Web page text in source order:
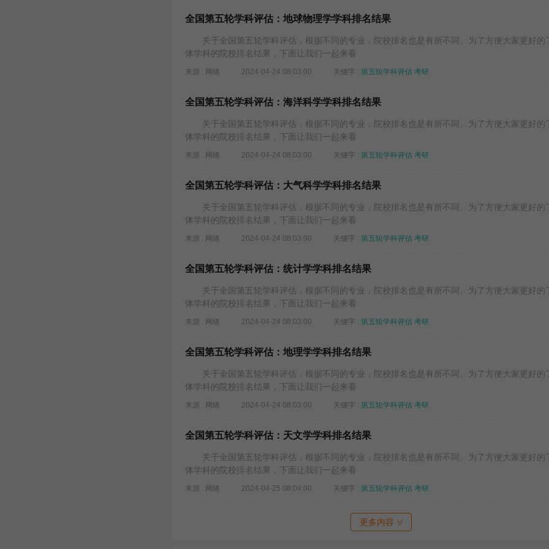
全国第五轮学科评估：地球物理学学科排名结果
关于全国第五轮学科评估，根据不同的专业，院校排名也是有所不同。为了方便大家更好的
体学科的院校排名结果，下面让我们一起来看
来源 : 网络 2024-04-24 08:03:00 关键字 : 第五轮学科评估 考研
全国第五轮学科评估：海洋科学学科排名结果
关于全国第五轮学科评估，根据不同的专业，院校排名也是有所不同。为了方便大家更好的
体学科的院校排名结果，下面让我们一起来看
来源 : 网络 2024-04-24 08:03:00 关键字 : 第五轮学科评估 考研
全国第五轮学科评估：大气科学学科排名结果
关于全国第五轮学科评估，根据不同的专业，院校排名也是有所不同。为了方便大家更好的
体学科的院校排名结果，下面让我们一起来看
来源 : 网络 2024-04-24 08:03:00 关键字 : 第五轮学科评估 考研
全国第五轮学科评估：统计学学科排名结果
关于全国第五轮学科评估，根据不同的专业，院校排名也是有所不同。为了方便大家更好的
体学科的院校排名结果，下面让我们一起来看
来源 : 网络 2024-04-24 08:03:00 关键字 : 第五轮学科评估 考研
全国第五轮学科评估：地理学学科排名结果
关于全国第五轮学科评估，根据不同的专业，院校排名也是有所不同。为了方便大家更好的
体学科的院校排名结果，下面让我们一起来看
来源 : 网络 2024-04-24 08:03:00 关键字 : 第五轮学科评估 考研
全国第五轮学科评估：天文学学科排名结果
关于全国第五轮学科评估，根据不同的专业，院校排名也是有所不同。为了方便大家更好的
体学科的院校排名结果，下面让我们一起来看
来源 : 网络 2024-04-25 08:04:00 关键字 : 第五轮学科评估 考研
更多内容